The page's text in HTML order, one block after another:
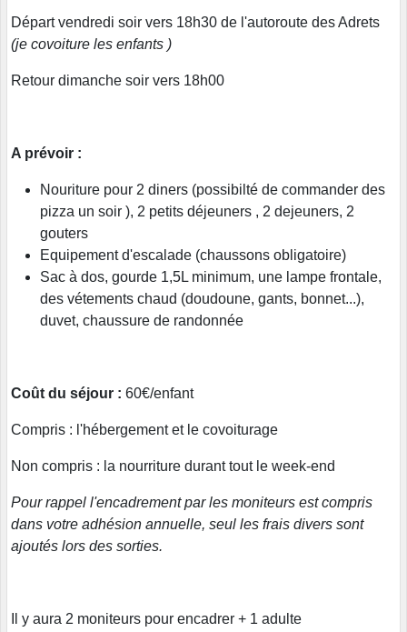
Départ vendredi soir vers 18h30 de l'autoroute des Adrets
(je covoiture les enfants )
Retour dimanche soir vers 18h00
A prévoir :
Nouriture pour 2 diners (possibilté de commander des
pizza un soir ), 2 petits déjeuners , 2 dejeuners, 2
gouters
Equipement d'escalade (chaussons obligatoire)
Sac à dos, gourde 1,5L minimum, une lampe frontale,
des vétements chaud (doudoune, gants, bonnet...),
duvet, chaussure de randonnée
Coût du séjour : 60€/enfant
Compris : l'hébergement et le covoiturage
Non compris : la nourriture durant tout le week-end
Pour rappel l'encadrement par les moniteurs est compris
dans votre adhésion annuelle, seul les frais divers sont
ajoutés lors des sorties.
Il y aura 2 moniteurs pour encadrer + 1 adulte